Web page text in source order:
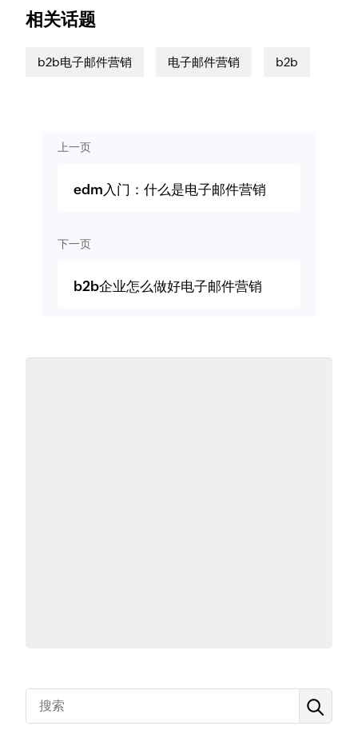
相关话题
b2b电子邮件营销 电子邮件营销 b2b
上一页
edm入门：什么是电子邮件营销
下一页
b2b企业怎么做好电子邮件营销